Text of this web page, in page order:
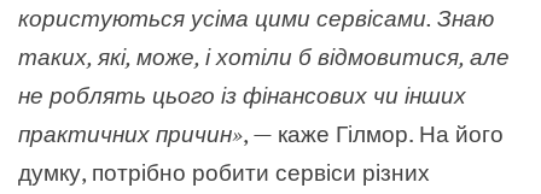
користуються усіма цими сервісами. Знаю
таких, які, може, і хотіли б відмовитися, але
не роблять цього із фінансових чи інших
практичних причин», — каже Гілмор. На його
думку, потрібно робити сервіси різних